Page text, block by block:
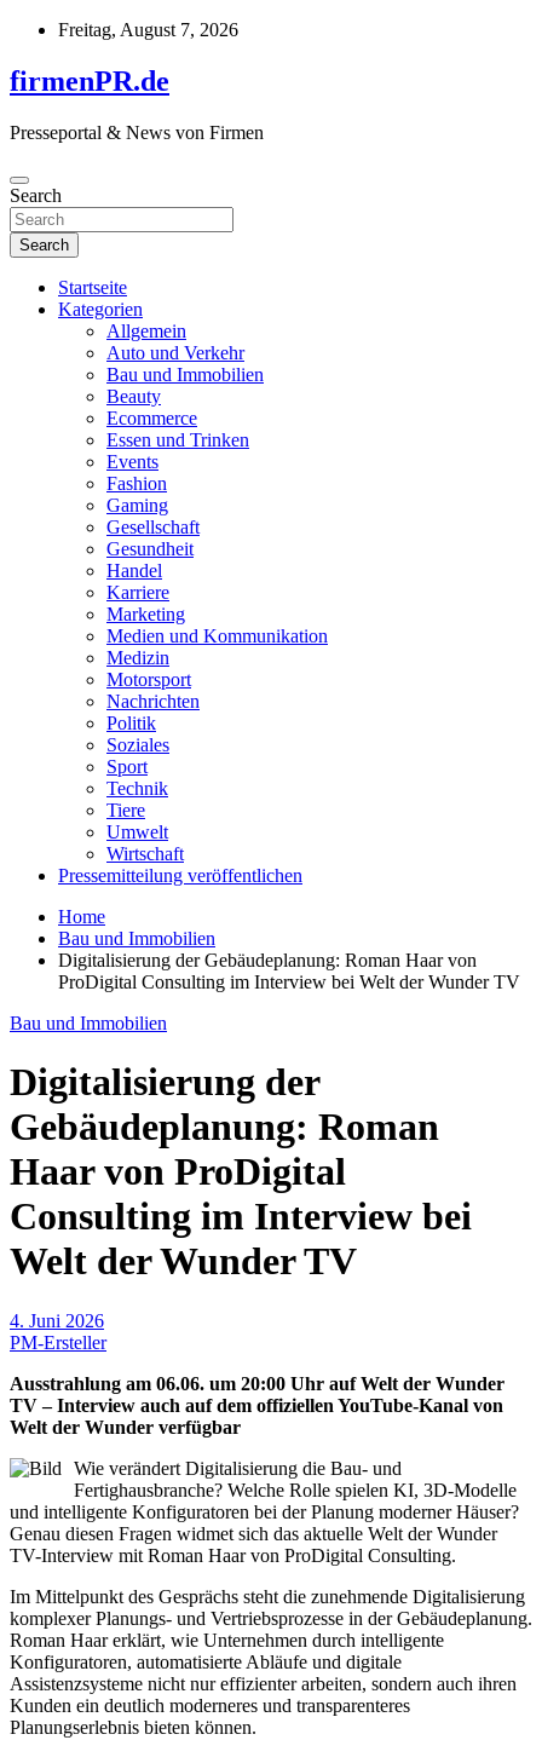
Skip
content
Freitag, August 7, 2026
firmenPR.de
Presseportal & News von Firmen
Search
Search
Startseite
Kategorien
Allgemein
Auto und Verkehr
Bau und Immobilien
Beauty
Ecommerce
Essen und Trinken
Events
Fashion
Gaming
Gesellschaft
Gesundheit
Handel
Karriere
Marketing
Medien und Kommunikation
Medizin
Motorsport
Nachrichten
Politik
Soziales
Sport
Technik
Tiere
Umwelt
Wirtschaft
Pressemitteilung veröffentlichen
Home
Bau und Immobilien
Digitalisierung der Gebäudeplanung: Roman Haar von
ProDigital Consulting im Interview bei Welt der Wunder TV
Bau und Immobilien
Digitalisierung der
Gebäudeplanung: Roman
Haar von ProDigital
Consulting im Interview bei
Welt der Wunder TV
4. Juni 2026
PM-Ersteller
Ausstrahlung am 06.06. um 20:00 Uhr auf Welt der Wunder
TV – Interview auch auf dem offiziellen YouTube-Kanal von
Welt der Wunder verfügbar
Wie verändert Digitalisierung die Bau- und
Fertighausbranche? Welche Rolle spielen KI, 3D-Modelle
und intelligente Konfiguratoren bei der Planung moderner Häuser?
Genau diesen Fragen widmet sich das aktuelle Welt der Wunder
TV-Interview mit Roman Haar von ProDigital Consulting.
Im Mittelpunkt des Gesprächs steht die zunehmende Digitalisierung
komplexer Planungs- und Vertriebsprozesse in der Gebäudeplanung.
Roman Haar erklärt, wie Unternehmen durch intelligente
Konfiguratoren, automatisierte Abläufe und digitale
Assistenzsysteme nicht nur effizienter arbeiten, sondern auch ihren
Kunden ein deutlich moderneres und transparenteres
Planungserlebnis bieten können.